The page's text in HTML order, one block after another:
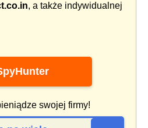
, a także indywidualnej
swojej firmy!